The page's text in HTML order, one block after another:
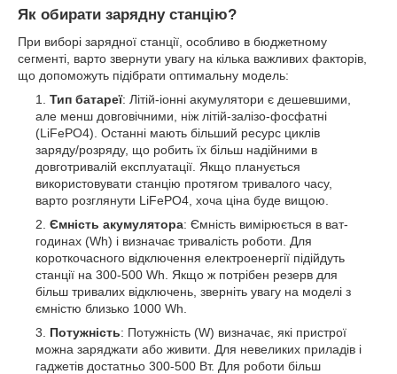
Як обирати зарядну станцію?
При виборі зарядної станції, особливо в бюджетному
сегменті, варто звернути увагу на кілька важливих факторів,
що допоможуть підібрати оптимальну модель:
Тип батареї: Літій-іонні акумулятори є дешевшими,
але менш довговічними, ніж літій-залізо-фосфатні
(LiFePO4). Останні мають більший ресурс циклів
заряду/розряду, що робить їх більш надійними в
довготривалій експлуатації. Якщо планується
використовувати станцію протягом тривалого часу,
варто розглянути LiFePO4, хоча ціна буде вищою.
Ємність акумулятора: Ємність вимірюється в ват-
годинах (Wh) і визначає тривалість роботи. Для
короткочасного відключення електроенергії підійдуть
станції на 300-500 Wh. Якщо ж потрібен резерв для
більш тривалих відключень, зверніть увагу на моделі з
ємністю близько 1000 Wh.
Потужність: Потужність (W) визначає, які пристрої
можна заряджати або живити. Для невеликих приладів і
гаджетів достатньо 300-500 Вт. Для роботи більш